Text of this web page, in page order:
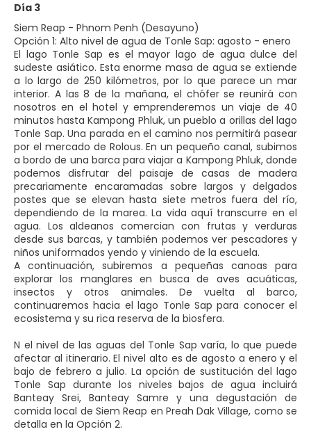
Día 3
Siem Reap - Phnom Penh (Desayuno)
Opción 1: Alto nivel de agua de Tonle Sap: agosto - enero
El lago Tonle Sap es el mayor lago de agua dulce del
sudeste asiático. Esta enorme masa de agua se extiende
a lo largo de 250 kilómetros, por lo que parece un mar
interior. A las 8 de la mañana, el chófer se reunirá con
nosotros en el hotel y emprenderemos un viaje de 40
minutos hasta Kampong Phluk, un pueblo a orillas del lago
Tonle Sap. Una parada en el camino nos permitirá pasear
por el mercado de Rolous. En un pequeño canal, subimos
a bordo de una barca para viajar a Kampong Phluk, donde
podemos disfrutar del paisaje de casas de madera
precariamente encaramadas sobre largos y delgados
postes que se elevan hasta siete metros fuera del río,
dependiendo de la marea. La vida aquí transcurre en el
agua. Los aldeanos comercian con frutas y verduras
desde sus barcas, y también podemos ver pescadores y
niños uniformados yendo y viniendo de la escuela.
A continuación, subiremos a pequeñas canoas para
explorar los manglares en busca de aves acuáticas,
insectos y otros animales. De vuelta al barco,
continuaremos hacia el lago Tonle Sap para conocer el
ecosistema y su rica reserva de la biosfera.
N el nivel de las aguas del Tonle Sap varía, lo que puede
afectar al itinerario. El nivel alto es de agosto a enero y el
bajo de febrero a julio. La opción de sustitución del lago
Tonle Sap durante los niveles bajos de agua incluirá
Banteay Srei, Banteay Samre y una degustación de
comida local de Siem Reap en Preah Dak Village, como se
detalla en la Opción 2.